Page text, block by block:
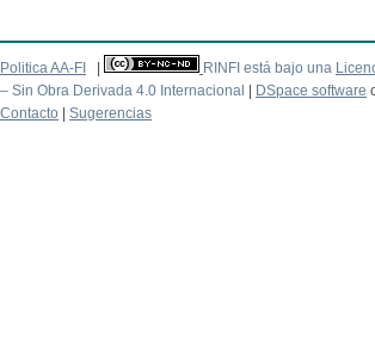
Politica AA-FI RINFI está bajo una
– Sin Obra Derivada 4.0 Internacional
DSpace software
Contacto
Sugerencias